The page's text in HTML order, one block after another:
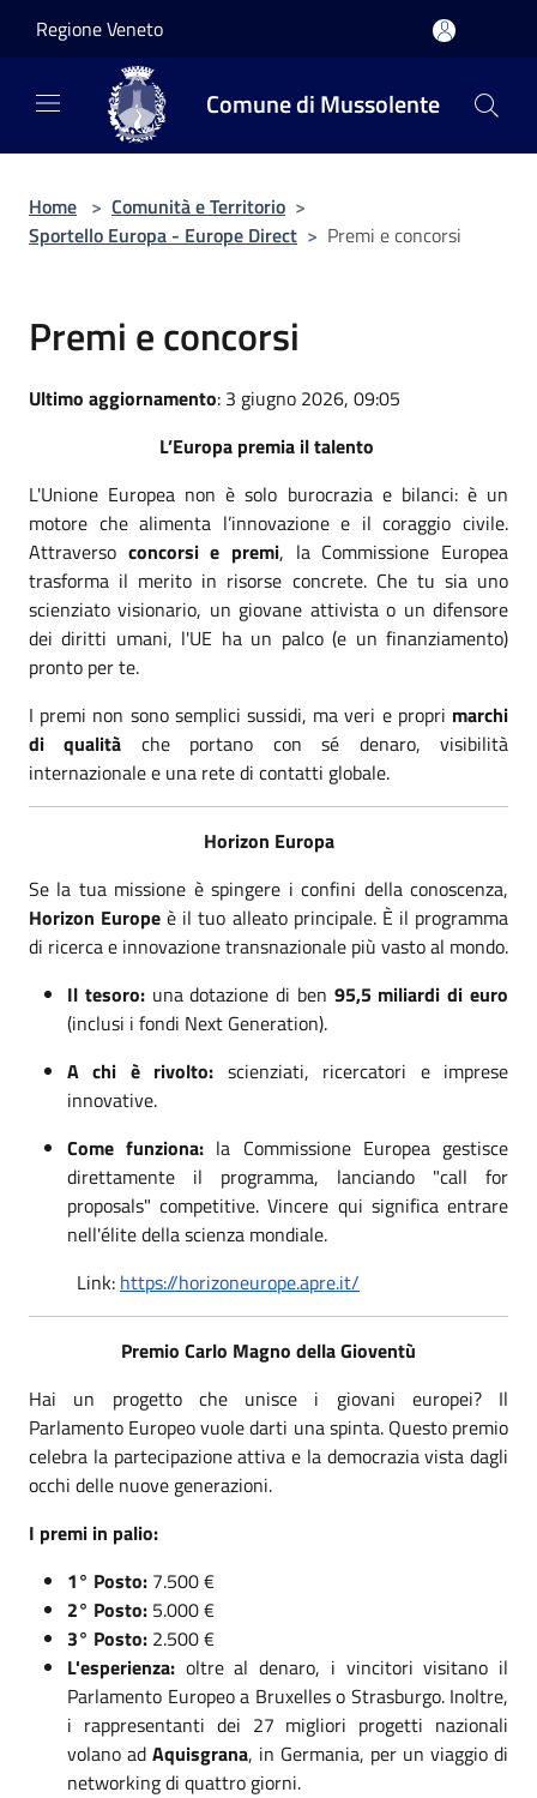
Regione Veneto
Comune di Mussolente
Home > Comunità e Territorio >
Sportello Europa - Europe Direct > Premi e concorsi
Premi e concorsi
Ultimo aggiornamento: 3 giugno 2026, 09:05
L’Europa premia il talento
L'Unione Europea non è solo burocrazia e bilanci: è un
motore che alimenta l’innovazione e il coraggio civile.
Attraverso concorsi e premi, la Commissione Europea
trasforma il merito in risorse concrete. Che tu sia uno
scienziato visionario, un giovane attivista o un difensore
dei diritti umani, l'UE ha un palco (e un finanziamento)
pronto per te.
I premi non sono semplici sussidi, ma veri e propri marchi
di qualità che portano con sé denaro, visibilità
internazionale e una rete di contatti globale.
Horizon Europa
Se la tua missione è spingere i confini della conoscenza,
Horizon Europe è il tuo alleato principale. È il programma
di ricerca e innovazione transnazionale più vasto al mondo.
Il tesoro:una dotazione di ben 95,5 miliardi di euro
(inclusi i fondi Next Generation).
A chi è rivolto: scienziati, ricercatori e imprese
innovative.
Come funziona: la Commissione Europea gestisce
direttamente il programma, lanciando "call for
proposals" competitive. Vincere qui significa entrare
nell'élite della scienza mondiale.
Link: https://horizoneurope.apre.it/
Premio Carlo Magno della Gioventù
Hai un progetto che unisce i giovani europei? Il
Parlamento Europeo vuole darti una spinta. Questo premio
celebra la partecipazione attiva e la democrazia vista dagli
occhi delle nuove generazioni.
I premi in palio:
1° Posto: 7.500 €
2° Posto: 5.000 €
3° Posto: 2.500 €
L'esperienza: oltre al denaro, i vincitori visitano il
Parlamento Europeo a Bruxelles o Strasburgo. Inoltre,
i rappresentanti dei 27 migliori progetti nazionali
volano ad Aquisgrana, in Germania, per un viaggio di
networking di quattro giorni.